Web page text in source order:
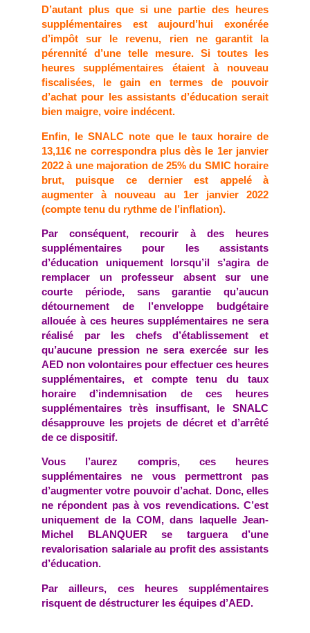
D’autant plus que si une partie des heures
supplémentaires est aujourd’hui exonérée
d’impôt sur le revenu, rien ne garantit la
pérennité d’une telle mesure. Si toutes les
heures supplémentaires étaient à nouveau
fiscalisées, le gain en termes de pouvoir
d’achat pour les assistants d’éducation serait
bien maigre, voire indécent.
Enfin, le SNALC note que le taux horaire de
13,11€ ne correspondra plus dès le 1er janvier
2022 à une majoration de 25% du SMIC horaire
brut, puisque ce dernier est appelé à
augmenter à nouveau au 1er janvier 2022
(compte tenu du rythme de l’inflation).
Par conséquent, recourir à des heures
supplémentaires pour les assistants
d’éducation uniquement lorsqu’il s’agira de
remplacer un professeur absent sur une
courte période, sans garantie qu’aucun
détournement de l’enveloppe budgétaire
allouée à ces heures supplémentaires ne sera
réalisé par les chefs d’établissement et
qu’aucune pression ne sera exercée sur les
AED non volontaires pour effectuer ces heures
supplémentaires, et compte tenu du taux
horaire d’indemnisation de ces heures
supplémentaires très insuffisant, le SNALC
désapprouve les projets de décret et d’arrêté
de ce dispositif.
Vous l’aurez compris, ces heures
supplémentaires ne vous permettront pas
d’augmenter votre pouvoir d’achat. Donc, elles
ne répondent pas à vos revendications. C’est
uniquement de la COM, dans laquelle Jean-
Michel BLANQUER se targuera d’une
revalorisation salariale au profit des assistants
d’éducation.
Par ailleurs, ces heures supplémentaires
risquent de déstructurer les équipes d’AED.